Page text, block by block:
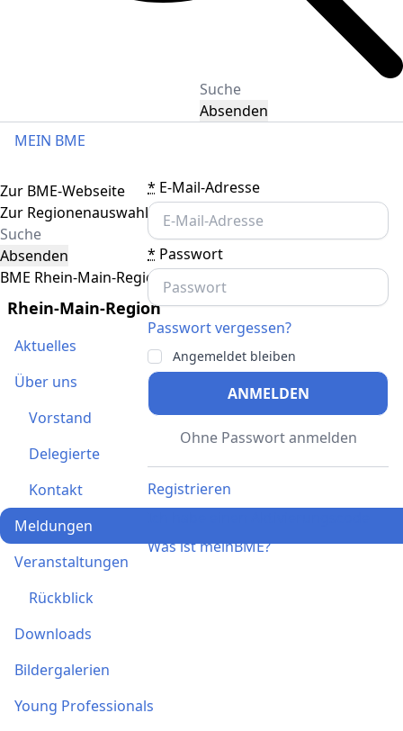
Absenden
MEIN BME
* E-Mail-Adresse
* Passwort
Passwort vergessen?
Angemeldet bleiben
ANMELDEN
Ohne Passwort anmelden
Registrieren
Was ist meinBME?
Toggle navigation
Zur BME-Webseite
Zur Regionenauswahl
Absenden
BME Rhein-Main-Region
Rhein-Main-Region
Aktuelles
Über uns
Vorstand
Delegierte
Kontakt
Meldungen
Veranstaltungen
Rückblick
Downloads
Bildergalerien
Young Professionals